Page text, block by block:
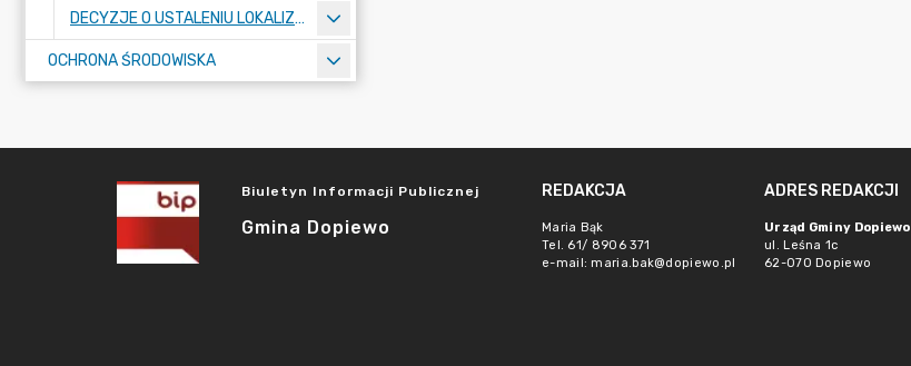
DECYZJE O USTALENIU LOKALIZACJI INWESTYCJI CELU PUBLICZNEGO
OCHRONA ŚRODOWISKA
Biuletyn Informacji Publicznej
Gmina Dopiewo
REDAKCJA
Maria Bąk
Tel. 61/ 8906 371
e-mail: maria.bak@dopiewo.pl
ADRES REDAKCJI
Urząd Gminy Dopiewo
ul. Leśna 1c
62-070 Dopiewo